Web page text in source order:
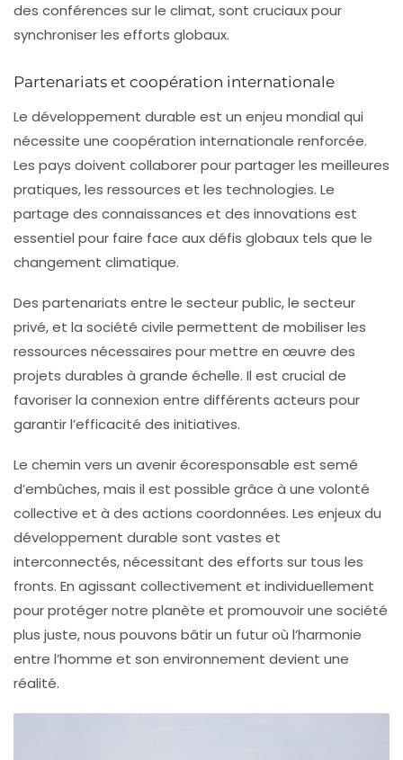
des conférences sur le climat, sont cruciaux pour
synchroniser les efforts globaux.
Partenariats et coopération internationale
Le développement durable est un enjeu mondial qui
nécessite une coopération internationale renforcée.
Les pays doivent collaborer pour partager les meilleures
pratiques, les ressources et les technologies. Le
partage des connaissances et des innovations est
essentiel pour faire face aux défis globaux tels que le
changement climatique.
Des partenariats entre le secteur public, le secteur
privé, et la société civile permettent de mobiliser les
ressources nécessaires pour mettre en œuvre des
projets durables à grande échelle. Il est crucial de
favoriser la connexion entre différents acteurs pour
garantir l’efficacité des initiatives.
Le chemin vers un avenir écoresponsable est semé
d’embûches, mais il est possible grâce à une volonté
collective et à des actions coordonnées. Les enjeux du
développement durable sont vastes et
interconnectés, nécessitant des efforts sur tous les
fronts. En agissant collectivement et individuellement
pour protéger notre planète et promouvoir une société
plus juste, nous pouvons bâtir un futur où l’harmonie
entre l’homme et son environnement devient une
réalité.